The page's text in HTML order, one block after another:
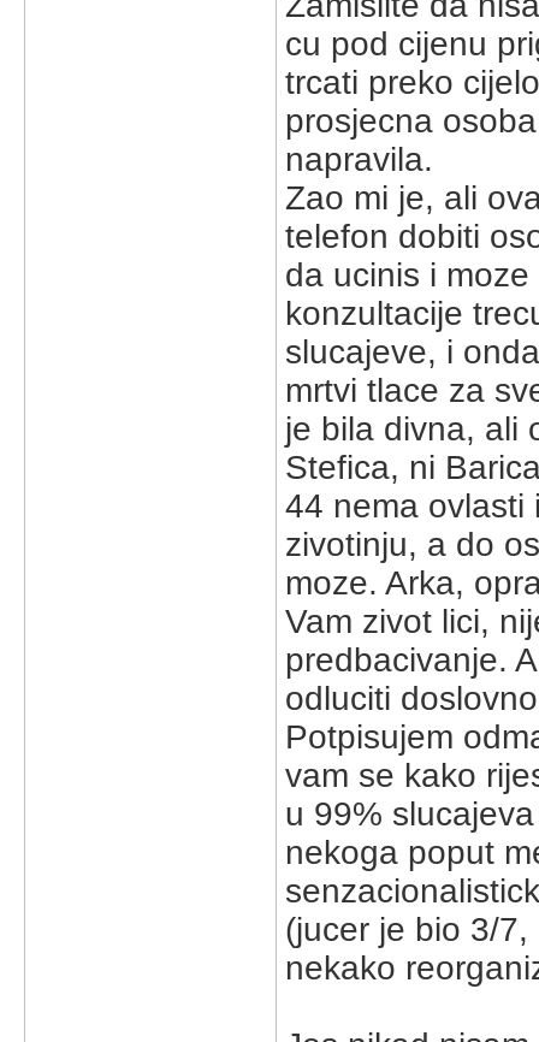
cu pod cijenu
trcati preko
prosjecna
napravila.
Zao mi je, ali
telefon dobiti
da ucinis i
konzultacije
slucajeve, i
mrtvi tlace za
je bila divna, ali
Stefica, ni
44 nema ovlasti
zivotinju, a do
moze. Arka,
Vam zivot lici,
predbacivanje.
odluciti
Potpisujem
vam se kako
u 99%
nekoga poput
(jucer je bio 3/
nekako